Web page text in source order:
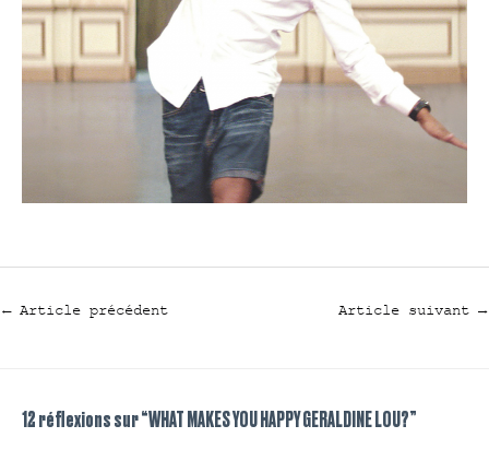
←Article précédent Article suivant →
12 réflexions sur “WHAT MAKES YOU HAPPY GERALDINE LOU?”